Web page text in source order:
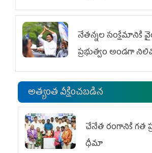
విభాగం ఆందోళనలు
నేతన్నల సంక్షేమానికి
ప్రభుత్వం అండగా
అత్యంత వీక్షించబడిన
చేనేత రంగానికి గత
ధీమా